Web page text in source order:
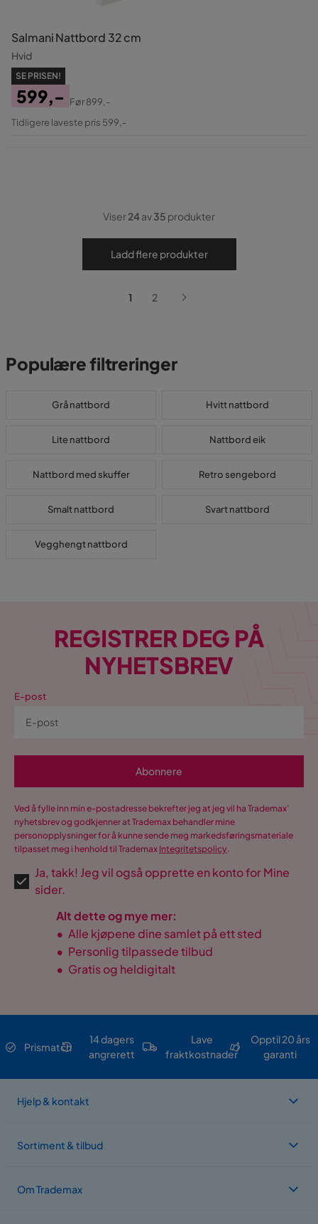
Salmani Nattbord 32 cm
Hvid
SE PRISEN!
Pris
599,-
Original
Før899,-
Tidligere laveste pris 599,-
Viser24av35 produkter
Ladd flere produkter
1 2
Populære filtreringer
Grå nattbord Hvitt nattbord
Lite nattbord Nattbord eik
Nattbord med skuffer Retro sengebord
Smalt nattbord Svart nattbord
Vegghengt nattbord
REGISTRER DEG PÅ
NYHETSBREV
E-post
Abonnere
Ved å fylle inn min e-postadresse bekrefter jeg at jeg vil ha Trademax’
nyhetsbrev og godkjenner at Trademax behandler mine
personopplysninger for å kunne sende meg markedsføringsmateriale
tilpasset meg i henhold til Trademax Integritetspolicy.
Ja, takk! Jeg vil også opprette en konto for Mine
sider.
Alt dette og mye mer:
• Alle kjøpene dine samlet på ett sted
• Personlig tilpassede tilbud
• Gratis og heldigitalt
Prismatch
14 dagers
angrerett
Lave
fraktkostnader
Opptil 20 års
garanti
Hjelp & kontakt
Sortiment & tilbud
Om Trademax